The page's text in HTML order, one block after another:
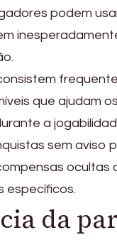
podem
que ajudam
a
sem aviso
ocultas
específicos.
da